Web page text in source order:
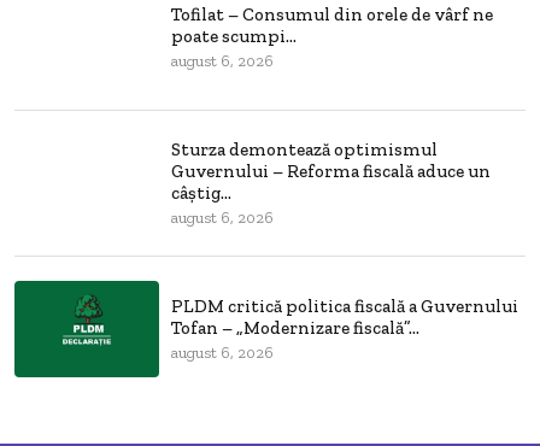
Tofilat – Consumul din orele de vârf ne
poate scumpi...
august 6, 2026
Sturza demontează optimismul
Guvernului – Reforma fiscală aduce un
câștig...
august 6, 2026
PLDM critică politica fiscală a Guvernului
Tofan – „Modernizare fiscală”...
august 6, 2026